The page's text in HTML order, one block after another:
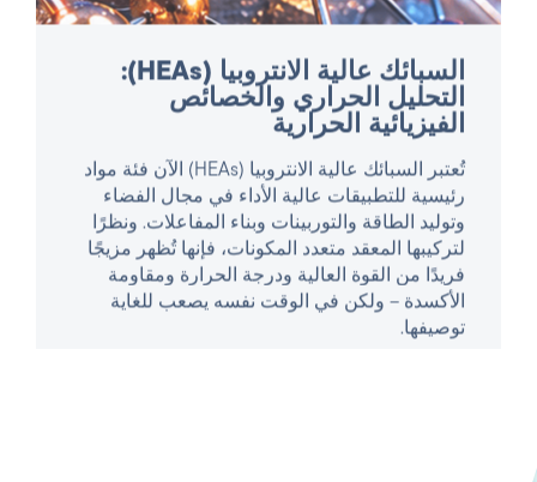
تُعتبر السبائك عالية الانتروبيا (HEAs) الآن فئة مواد
وتوليد الطاقة والتوربينات وبناء المفاعلات. ونظرًا
لتركيبها المعقد متعدد المكونات، فإنها تُظهر مزيجًا
فريدًا من القوة العالية ودرجة الحرارة ومقاومة
الأكسدة – ولكن في الوقت نفسه يصعب للغاية
توصيفها.